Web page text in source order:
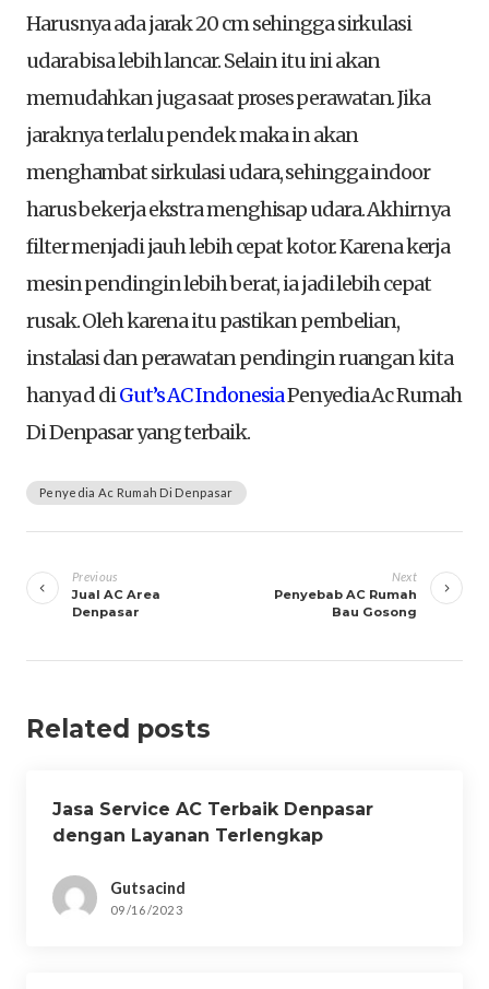
Harusnya ada jarak 20 cm sehingga sirkulasi
udara bisa lebih lancar. Selain itu ini akan
memudahkan juga saat proses perawatan. Jika
jaraknya terlalu pendek maka in akan
menghambat sirkulasi udara, sehingga indoor
harus bekerja ekstra menghisap udara. Akhirnya
filter menjadi jauh lebih cepat kotor. Karena kerja
mesin pendingin lebih berat, ia jadi lebih cepat
rusak. Oleh karena itu pastikan pembelian,
instalasi dan perawatan pendingin ruangan kita
hanya d diGut’s AC IndonesiaPenyedia Ac Rumah
Di Denpasar yang terbaik.
Penyedia Ac Rumah Di Denpasar
pos
Previous
Jual AC Area
Denpasar
Next
Penyebab AC Rumah
Bau Gosong
Related posts
Jasa Service AC Terbaik Denpasar
dengan Layanan Terlengkap
Gutsacind
09/16/2023